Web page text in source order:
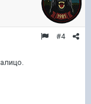
#4